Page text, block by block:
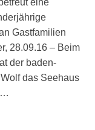
eine
Gastfamilien
28.09.16 – Beim
der baden-
das Seehaus